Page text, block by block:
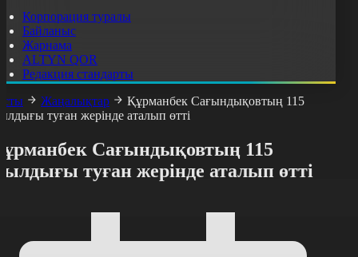
Корпорация туралы
Байланыс
Жарнама
ALTYN QOR
Редакция стандарты
Жаңалықтар
Құрманбек Сағындықовтың 115
туған жерінде аталып өтті
Сағындықовтың 115
туған жерінде аталып өтті